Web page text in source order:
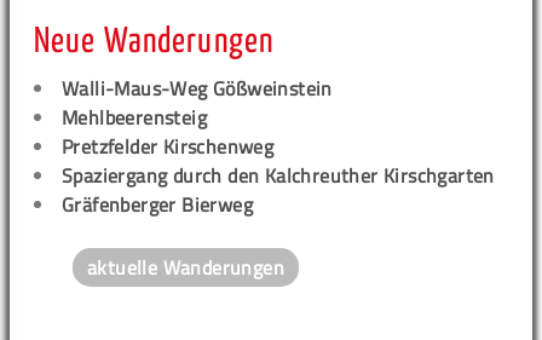
Neue Wanderungen
Walli-Maus-Weg Gößweinstein
Mehlbeerensteig
Pretzfelder Kirschenweg
Spaziergang durch den Kalchreuther Kirschgarten
Gräfenberger Bierweg
aktuelle Wanderungen